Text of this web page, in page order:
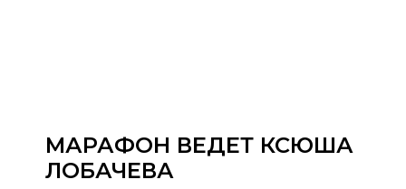
МАРАФОН ВЕДЕТ КСЮША
ЛОБАЧЕВА